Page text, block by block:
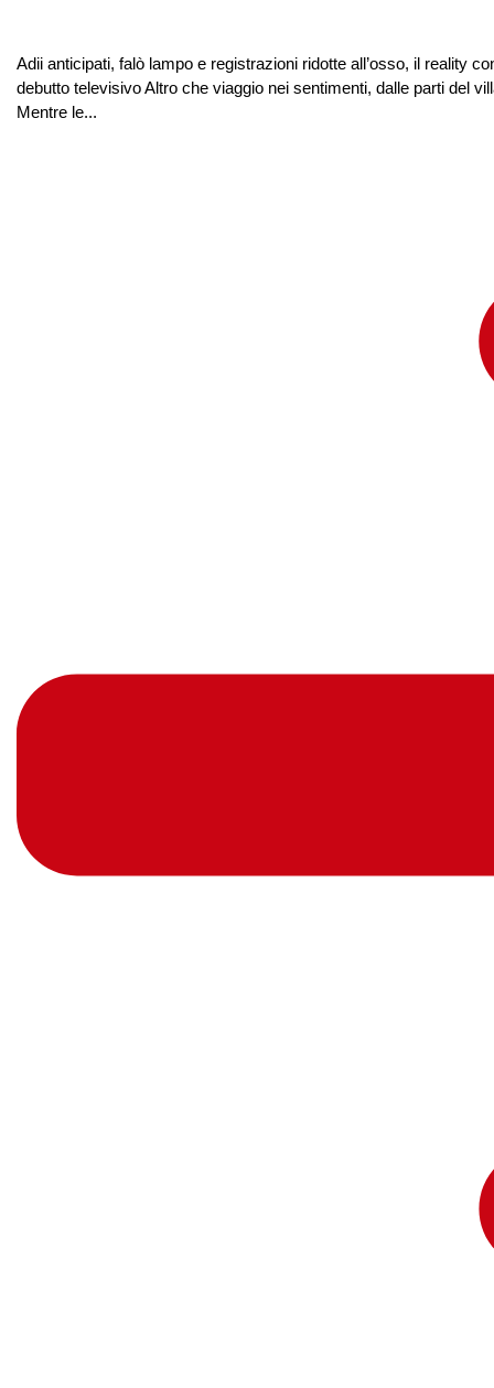
Adii anticipati, falò lampo e registrazioni ridotte all’osso, il reality
debutto televisivo Altro che viaggio nei sentimenti, dalle parti del
Mentre le...